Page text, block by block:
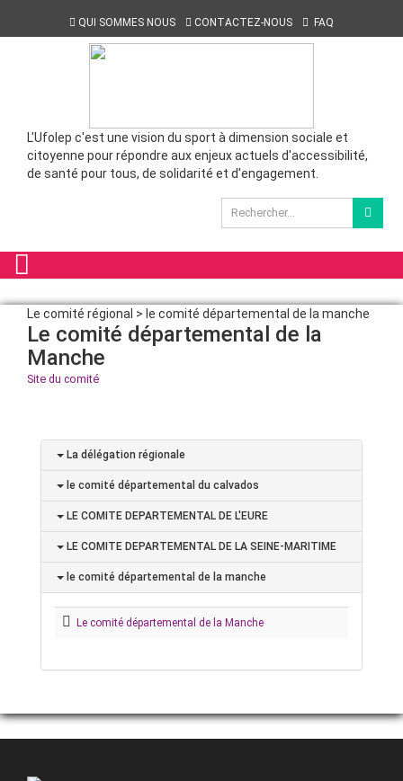
QUI SOMMES NOUS CONTACTEZ-NOUS FAQ
L'Ufolep c'est une vision du sport à dimension sociale et
citoyenne pour répondre aux enjeux actuels d'accessibilité,
de santé pour tous, de solidarité et d'engagement.
Le comité régional > le comité départemental de la manche
Le comité départemental de la
Manche
Site du comité
La délégation régionale
le comité départemental du calvados
LE COMITE DEPARTEMENTAL DE L'EURE
LE COMITE DEPARTEMENTAL DE LA SEINE-MARITIME
le comité départemental de la manche
Le comité départemental de la Manche